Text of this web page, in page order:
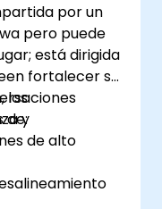
por un
pero puede
está dirigida
fortalecer su
y
los
de:
de alto